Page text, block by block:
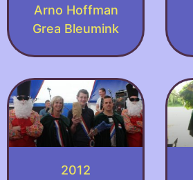
Arno Hoffman
Grea Bleumink
2012